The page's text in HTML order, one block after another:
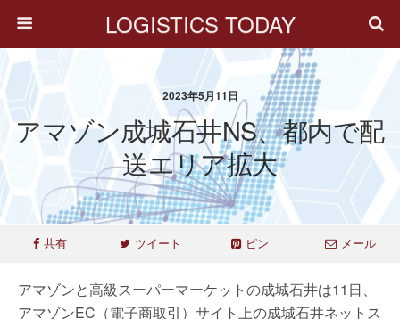
LOGISTICS TODAY
2023年5月11日
アマゾン成城石井NS、都内で配
送エリア拡大
共有 ツイート ピン メール
アマゾンと高級スーパーマーケットの成城石井は11日、
アマゾンEC（電子商取引）サイト上の成城石井ネットス